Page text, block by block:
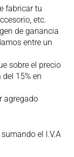
fabricar tu
etc.
de ganancia
entre un
sobre el precio
15% en
agregado
el I.V.A